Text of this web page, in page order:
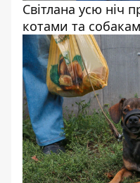
Світлана усю ніч
котами та